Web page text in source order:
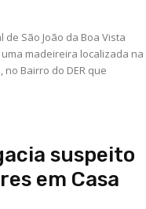
de São João da Boa Vista
madeireira localizada na
Bairro do DER que
suspeito
em Casa